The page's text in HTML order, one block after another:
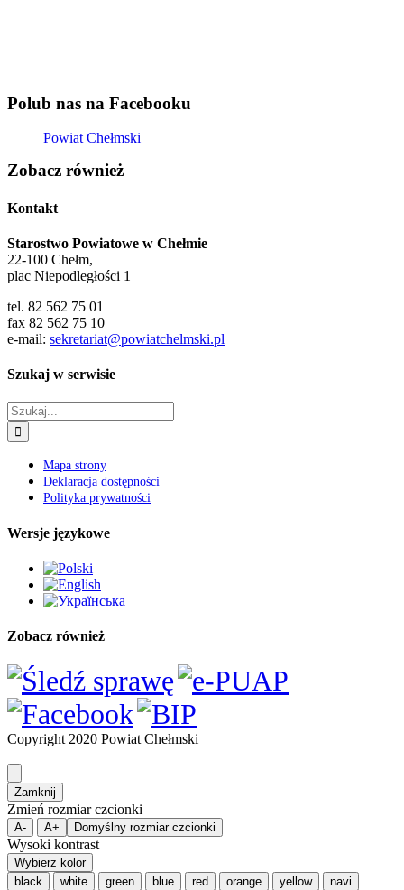
Polub nas na Facebooku
Powiat Chełmski
Zobacz również
Kontakt
Starostwo Powiatowe w Chełmie
22-100 Chełm,
plac Niepodległości 1
tel. 82 562 75 01
fax 82 562 75 10
e-mail: sekretariat@powiatchelmski.pl
Szukaj w serwisie
Szukaj
Mapa strony
Deklaracja dostępności
Polityka prywatności
Wersje językowe
Zobacz również
Copyright 2020 Powiat Chełmski
Zamknij
Zmień rozmiar czcionki
A- A+ Domyślny rozmiar czcionki
Wysoki kontrast
Wybierz kolor
black
white green blue red orange yellow
navi